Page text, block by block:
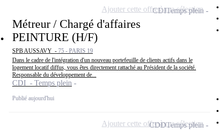
Métreur / Chargé d'affaires
PEINTURE (H/F)
SPB AUSSAVY - 75 - PARIS 19
Dans le cadre de l'intégration d'un nouveau portefeuille de clients actifs dans le
logement locatif diffus, vous êtes directement rattaché au Président de la société.
Responsable du développement de...
CDI - Temps plein
Publié aujourd'hui
CDITemps plein
Ajouter cette offre à ma sélection
CDDTemps plein
Ajouter cette offre à ma sélection